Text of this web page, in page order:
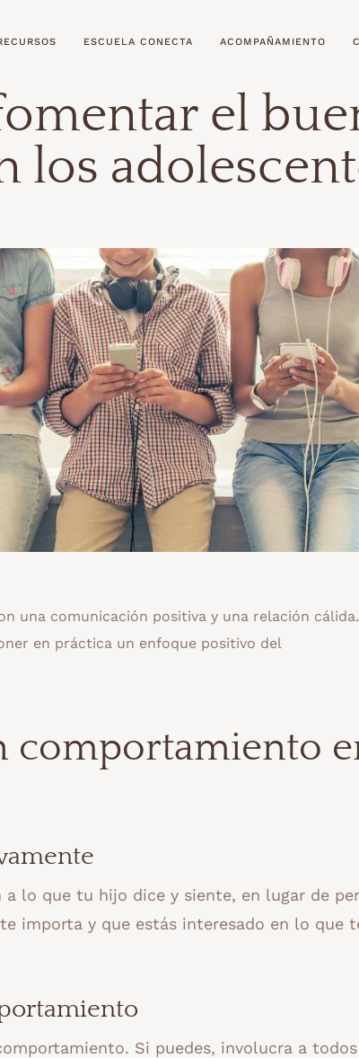
ESCUELA CONECTA ACOMPAÑAMIENTO
el
los
una comunicación positiva y una relación cálida.
en práctica un enfoque positivo del
comportamiento
lo que tu hijo dice y siente, en lugar de
importa y que estás interesado en lo que
Si puedes, involucra a